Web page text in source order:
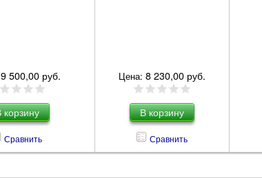
9 500,00 руб.
Сравнить
Цена: 8 230,00 руб.
Сравнить